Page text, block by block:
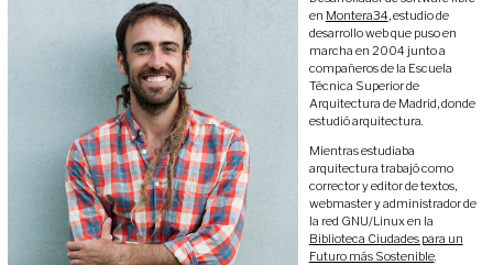
en Montera34 , estudio de
desarrollo web que puso en
marcha en 2004 junto a
compañeros de la Escuela
Técnica Superior de
Arquitectura de Madrid, donde
estudió arquitectura.
Mientras estudiaba
arquitectura trabajó como
corrector y editor de textos,
webmaster y administrador de
la red GNU/Linux en la
Biblioteca Ciudades para un
Futuro más Sostenible.